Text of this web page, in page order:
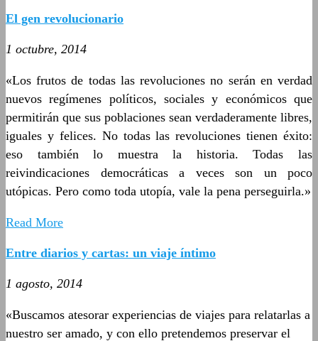
El gen revolucionario
1 octubre, 2014
«Los frutos de todas las revoluciones no serán en verdad
nuevos regímenes políticos, sociales y económicos que
permitirán que sus poblaciones sean verdaderamente libres,
iguales y felices. No todas las revoluciones tienen éxito:
eso también lo muestra la historia. Todas las
reivindicaciones democráticas a veces son un poco
utópicas. Pero como toda utopía, vale la pena perseguirla.»
Read More
Entre diarios y cartas: un viaje íntimo
1 agosto, 2014
«Buscamos atesorar experiencias de viajes para relatarlas a
nuestro ser amado, y con ello pretendemos preservar el